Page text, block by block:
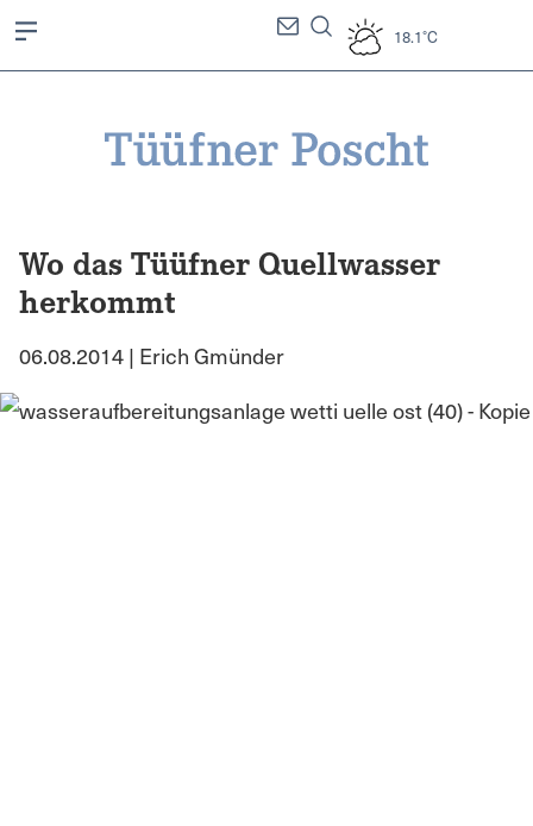
18.1°C
Wo das Tüüfner Quellwasser
herkommt
06.08.2014 | Erich Gmünder